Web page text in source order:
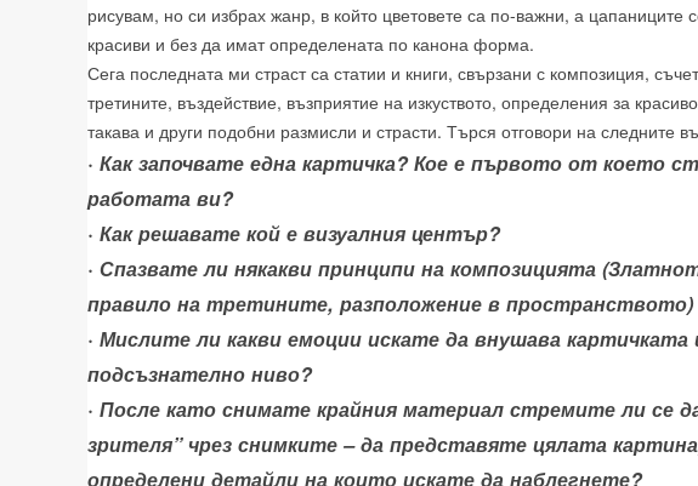
рисувам, но си избрах жанр, в който цветовете са по-важни, а цапаниците
красиви и без да имат определената по канона форма.
Сега последната ми страст са статии и книги, свързани с композиция,
третините, въздействие, възприятие на изкуството, определения за
такава и други подобни размисли и страсти. Търся отговори на следните
· Как започвате една картичка? Кое е първото от което
работата ви?
· Как решавате кой е визуалния център?
· Спазвате ли някакви принципи на композицията
правило на третините, разположение в пространството)
· Мислите ли какви емоции искате да внушава
подсъзнателно ниво?
· После като снимате крайния материал стремите ли се
зрителя” чрез снимките – да представяте цялата
определени детайли на които искате да наблегнете?